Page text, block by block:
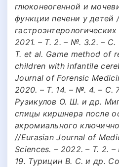
глюконеогенной и
функции печени у детей
2021. – Т. 2. – №. 3.2. – С.
T. et al. Game method of
children with infantile
Journal of Forensic
2020. – Т. 14. – №. 4. – С.
Рузикулов О. Ш. и др.
спицы киршнера после
акромиального
//Eurasian Journal of
Sciences. – 2022. – Т. 2.
19. Турицин В. С. и др.